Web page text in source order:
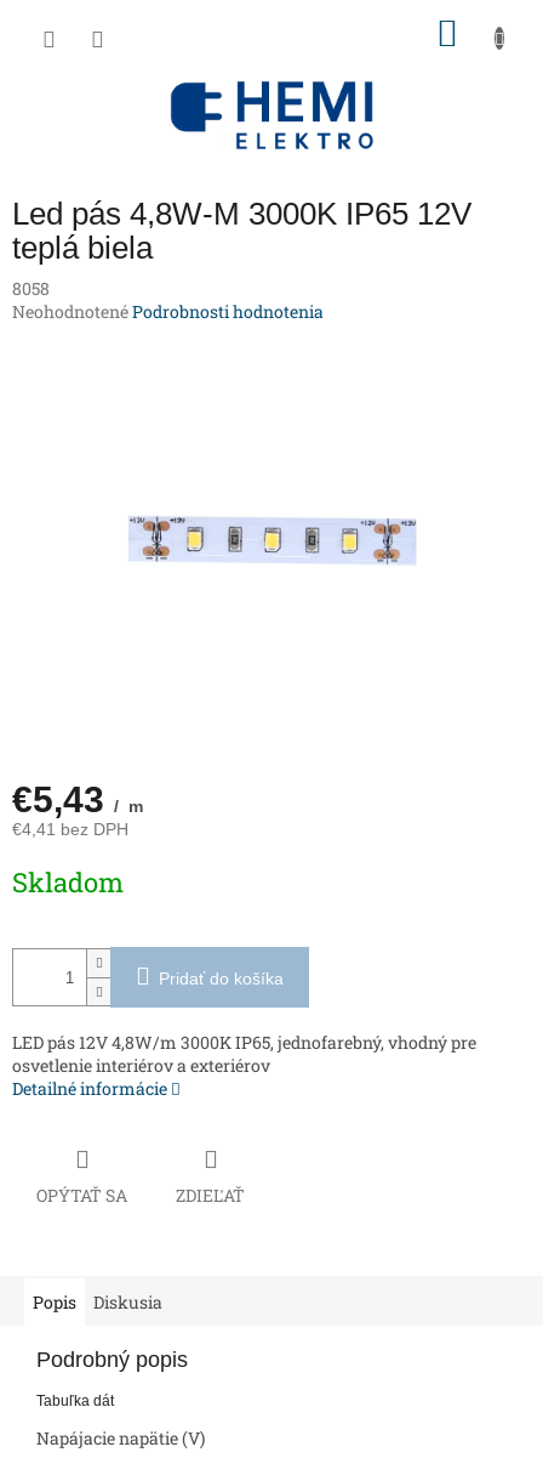
Led pás 4,8W-M 3000K IP65 12V
teplá biela
8058
Priemerné
NeohodnotenéPodrobnosti hodnotenia
€5,43 / m
€4,41 bez DPH
cena:
Skladom
Pridať do košíka
LED pás 12V 4,8W/m 3000K IP65, jednofarebný, vhodný pre
osvetlenie interiérov a exteriérov
Detailné informácie
OPÝTAŤ SA ZDIEĽAŤ
Popis Diskusia
Podrobný popis
Tabuľka dát
Napájacie napätie (V)